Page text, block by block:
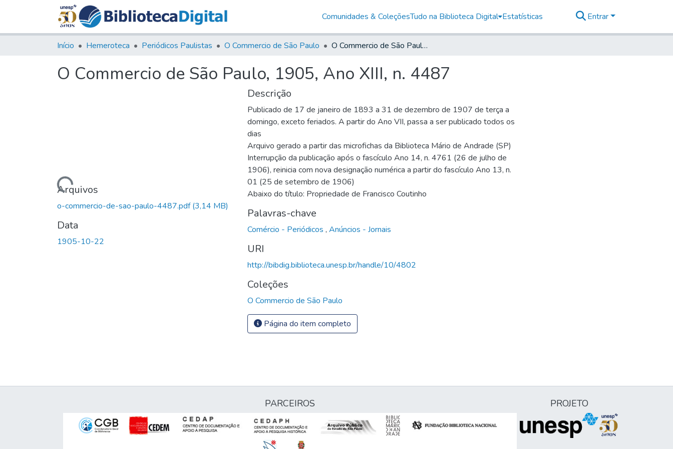
Comunidades & ColeçõesTudo na Biblioteca Digital Estatísticas Entrar
Início Hemeroteca Periódicos Paulistas O Commercio de São Paulo O Commercio de São Paulo, 1905, Ano XIII, n. 4487
O Commercio de São Paulo, 1905, Ano XIII, n. 4487
Carregando...
Arquivos
o-commercio-de-sao-paulo-4487.pdf(3,14 MB)
Data
1905-10-22
Descrição
Publicado de 17 de janeiro de 1893 a 31 de dezembro de 1907 de terça a
domingo, exceto feriados. A partir do Ano VII, passa a ser publicado todos os
dias
Arquivo gerado a partir das microfichas da Biblioteca Mário de Andrade (SP)
Interrupção da publicação após o fascículo Ano 14, n. 4761 (26 de julho de
1906), reinicia com nova designação numérica a partir do fascículo Ano 13, n.
01 (25 de setembro de 1906)
Abaixo do título: Propriedade de Francisco Coutinho
Palavras-chave
Comércio - Periódicos , Anúncios - Jornais
URI
http://bibdig.biblioteca.unesp.br/handle/10/4802
Coleções
O Commercio de São Paulo
Página do item completo
PARCEIROS PROJETO